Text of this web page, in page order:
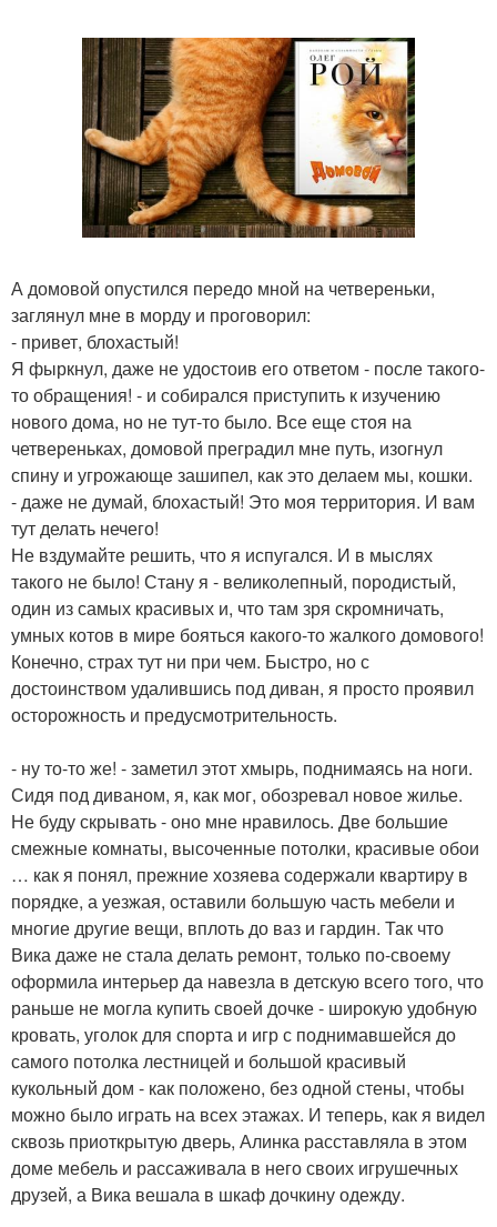
А домовой опустился передо мной на четвереньки,
заглянул мне в морду и проговорил:
- привет, блохастый!
Я фыркнул, даже не удостоив его ответом - после такого-
то обращения! - и собирался приступить к изучению
нового дома, но не тут-то было. Все еще стоя на
четвереньках, домовой преградил мне путь, изогнул
спину и угрожающе зашипел, как это делаем мы, кошки.
- даже не думай, блохастый! Это моя территория. И вам
тут делать нечего!
Не вздумайте решить, что я испугался. И в мыслях
такого не было! Стану я - великолепный, породистый,
один из самых красивых и, что там зря скромничать,
умных котов в мире бояться какого-то жалкого домового!
Конечно, страх тут ни при чем. Быстро, но с
достоинством удалившись под диван, я просто проявил
осторожность и предусмотрительность.
- ну то-то же! - заметил этот хмырь, поднимаясь на ноги.
Сидя под диваном, я, как мог, обозревал новое жилье.
Не буду скрывать - оно мне нравилось. Две большие
смежные комнаты, высоченные потолки, красивые обои
… как я понял, прежние хозяева содержали квартиру в
порядке, а уезжая, оставили большую часть мебели и
многие другие вещи, вплоть до ваз и гардин. Так что
Вика даже не стала делать ремонт, только по-своему
оформила интерьер да навезла в детскую всего того, что
раньше не могла купить своей дочке - широкую удобную
кровать, уголок для спорта и игр с поднимавшейся до
самого потолка лестницей и большой красивый
кукольный дом - как положено, без одной стены, чтобы
можно было играть на всех этажах. И теперь, как я видел
сквозь приоткрытую дверь, Алинка расставляла в этом
доме мебель и рассаживала в него своих игрушечных
друзей, а Вика вешала в шкаф дочкину одежду.